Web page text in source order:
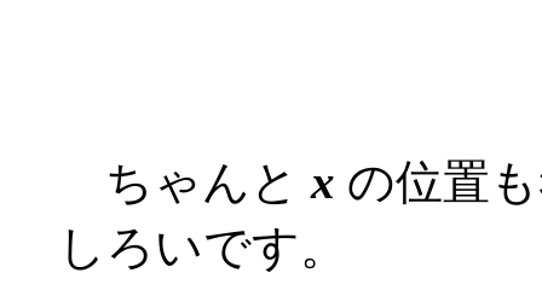
ちゃんとx の位置
しろいです。